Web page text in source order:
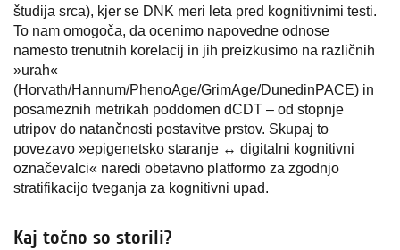
študija srca), kjer se DNK meri leta pred kognitivnimi testi.
To nam omogoča, da ocenimo napovedne odnose
namesto trenutnih korelacij in jih preizkusimo na različnih
»urah«
(Horvath/Hannum/PhenoAge/GrimAge/DunedinPACE) in
posameznih metrikah poddomen dCDT – od stopnje
utripov do natančnosti postavitve prstov. Skupaj to
povezavo »epigenetsko staranje ↔ digitalni kognitivni
označevalci« naredi obetavno platformo za zgodnjo
stratifikacijo tveganja za kognitivni upad.
Kaj točno so storili?